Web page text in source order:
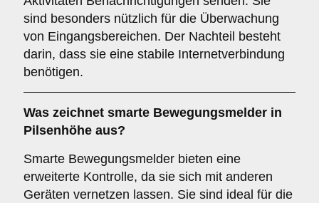
sind besonders nützlich für die Überwachung
von Eingangsbereichen. Der Nachteil besteht
darin, dass sie eine stabile Internetverbindung
benötigen.
Was zeichnet smarte Bewegungsmelder in
Pilsenhöhe aus?
Smarte Bewegungsmelder bieten eine
erweiterte Kontrolle, da sie sich mit anderen
Geräten vernetzen lassen. Sie sind ideal für die